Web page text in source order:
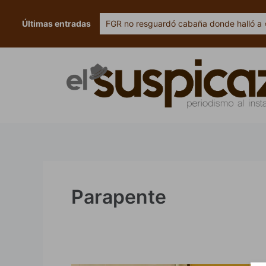
Últimas entradas FGR no resguardó cabaña donde halló
Parapente